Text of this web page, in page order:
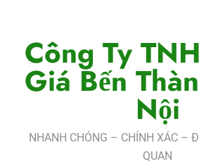
contentCông Ty
Giá Bến
Nội
NHANH CHÓNG – CHÍNH XÁC –
QUAN